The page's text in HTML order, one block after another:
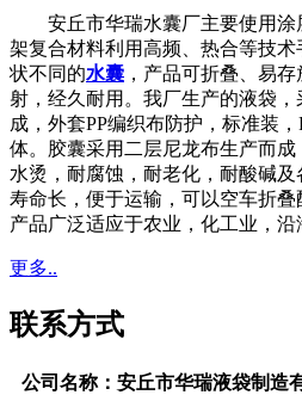
安丘市华瑞水囊厂主要使用涂
架复合材料利用高频、热合等技
状不同的水囊 ，产品可折叠、易
射，经久耐用。我厂生产的液袋，
成，外套PP编织布防护，标准装
体。胶囊采用二层尼龙布生产而
水烫，耐腐蚀，耐老化，耐酸碱
寿命长，便于运输，可以空车折叠
产品广泛适应于农业，化工业，沿
更多..
联系方式
公司名称：安丘市华瑞液袋制造